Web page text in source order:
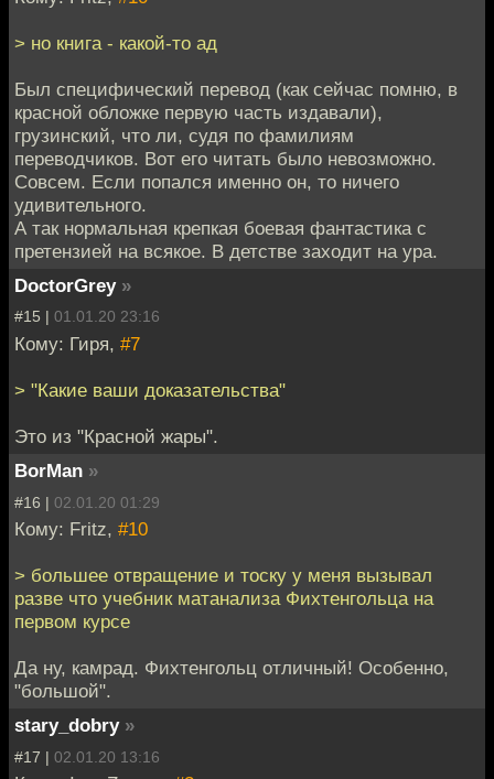
> но книга - какой-то ад
Был специфический перевод (как сейчас помню, в
красной обложке первую часть издавали),
грузинский, что ли, судя по фамилиям
переводчиков. Вот его читать было невозможно.
Совсем. Если попался именно он, то ничего
удивительного.
А так нормальная крепкая боевая фантастика с
претензией на всякое. В детстве заходит на ура.
DoctorGrey »
#15 | 01.01.20 23:16
Кому: Гиря, #7
> "Какие ваши доказательства"
Это из "Красной жары".
BorMan »
#16 | 02.01.20 01:29
Кому: Fritz, #10
> большее отвращение и тоску у меня вызывал
разве что учебник матанализа Фихтенгольца на
первом курсе
Да ну, камрад. Фихтенгольц отличный! Особенно,
"большой".
stary_dobry »
#17 | 02.01.20 13:16